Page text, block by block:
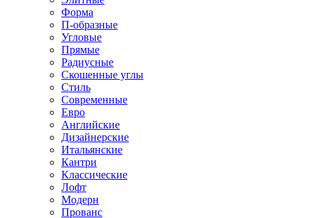
Форма
П-образные
Угловые
Прямые
Радиусные
Скошенные углы
Стиль
Современные
Евро
Английские
Дизайнерские
Итальянские
Кантри
Классические
Лофт
Модерн
Прованс